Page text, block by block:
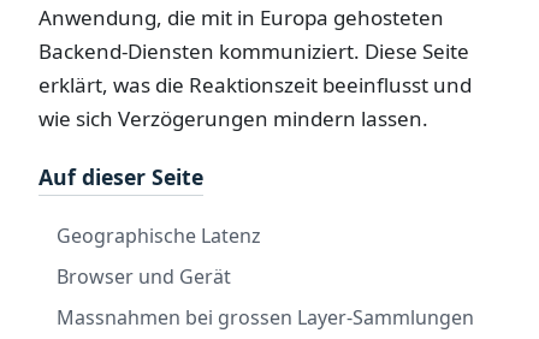
Auf dieser Seite
Geographische Latenz
Browser und Gerät
Massnahmen bei grossen Layer-Sammlungen
Anwendung, die mit in Europa gehosteten
Backend-Diensten kommuniziert. Diese Seite
erklärt, was die Reaktionszeit beeinflusst und
wie sich Verzögerungen mindern lassen.